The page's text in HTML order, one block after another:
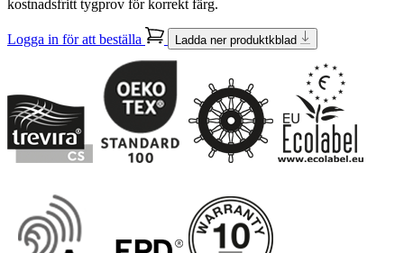
kostnadsfritt tygprov för korrekt färg.
Logga in för att beställa Ladda ner produktkblad